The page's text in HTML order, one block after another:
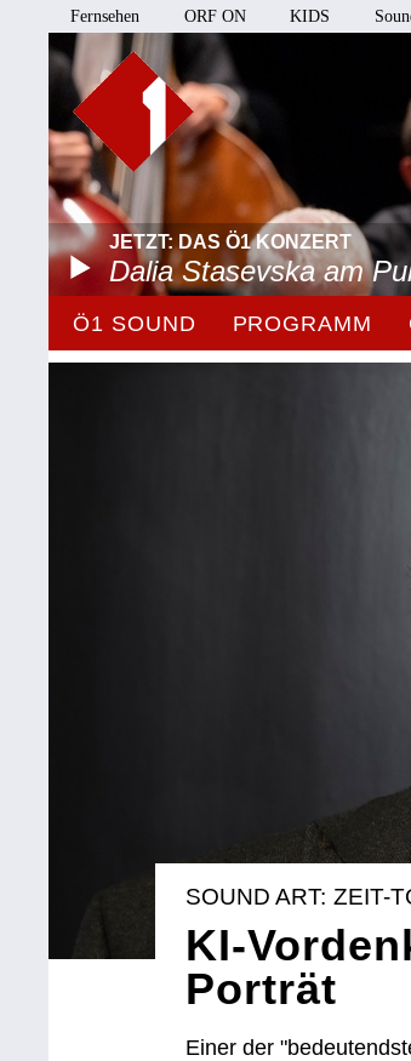
Fernsehen ORF ON KIDS
JETZT: DAS Ö1 KONZERT
Dalia Stasevska am
Ö1 SOUND PROGRAMM
SOUND ART: ZEIT-
KI-
Porträt
Einer der